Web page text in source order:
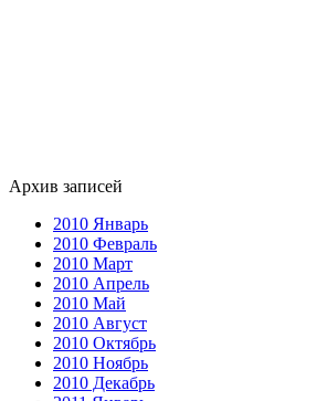
Архив записей
2010 Январь
2010 Февраль
2010 Март
2010 Апрель
2010 Май
2010 Август
2010 Октябрь
2010 Ноябрь
2010 Декабрь